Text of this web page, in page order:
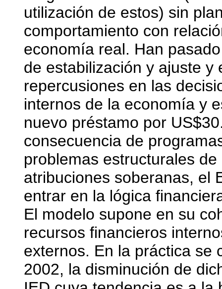
utilización de estos) sin
comportamiento con
economía real. Han
de estabilización y ajuste
repercusiones en las
internos de la economía y
nuevo préstamo por
consecuencia de
problemas estructurales
atribuciones soberanas, el
entrar en la lógica
El modelo supone en su
recursos financieros
externos. En la práctica se
2002, la disminución de